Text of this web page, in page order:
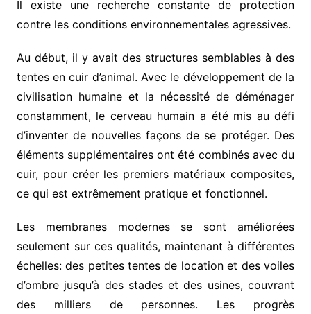
Il existe une recherche constante de protection
contre les conditions environnementales agressives.
Au début, il y avait des structures semblables à des
tentes en cuir d’animal. Avec le développement de la
civilisation humaine et la nécessité de déménager
constamment, le cerveau humain a été mis au défi
d’inventer de nouvelles façons de se protéger. Des
éléments supplémentaires ont été combinés avec du
cuir, pour créer les premiers matériaux composites,
ce qui est extrêmement pratique et fonctionnel.
Les membranes modernes se sont améliorées
seulement sur ces qualités, maintenant à différentes
échelles: des petites tentes de location et des voiles
d’ombre jusqu’à des stades et des usines, couvrant
des milliers de personnes. Les progrès